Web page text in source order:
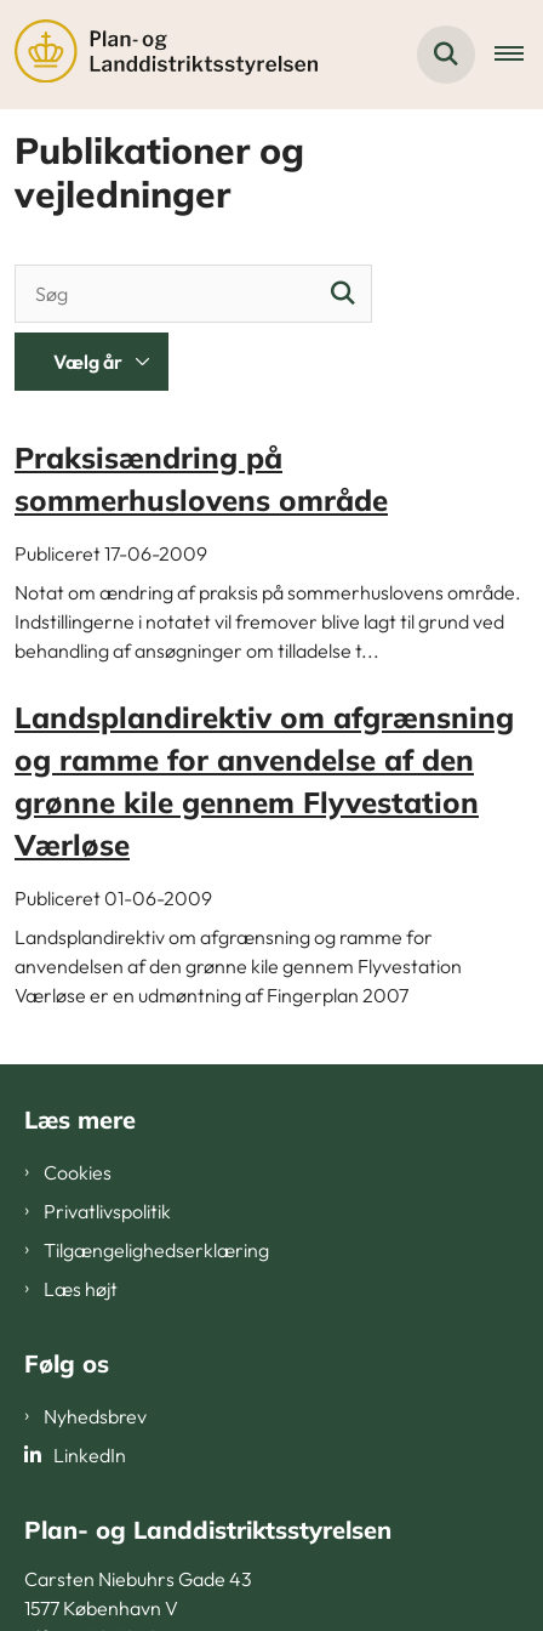
Publikationer og
vejledninger
Praksisændring på
sommerhuslovens område
Publiceret 17-06-2009
Notat om ændring af praksis på sommerhuslovens område.
Indstillingerne i notatet vil fremover blive lagt til grund ved
behandling af ansøgninger om tilladelse t...
Landsplandirektiv om afgrænsning
og ramme for anvendelse af den
grønne kile gennem Flyvestation
Værløse
Publiceret 01-06-2009
Landsplandirektiv om afgrænsning og ramme for
anvendelsen af den grønne kile gennem Flyvestation
Værløse er en udmøntning af Fingerplan 2007
Læs mere
Cookies
Privatlivspolitik
Tilgængelighedserklæring
Læs højt
Følg os
Nyhedsbrev
LinkedIn
Plan- og Landdistriktsstyrelsen
Carsten Niebuhrs Gade 43
1577 København V